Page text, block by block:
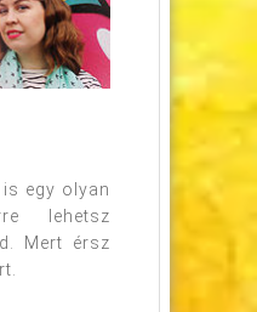
egy olyan
lehetsz
Mert érsz